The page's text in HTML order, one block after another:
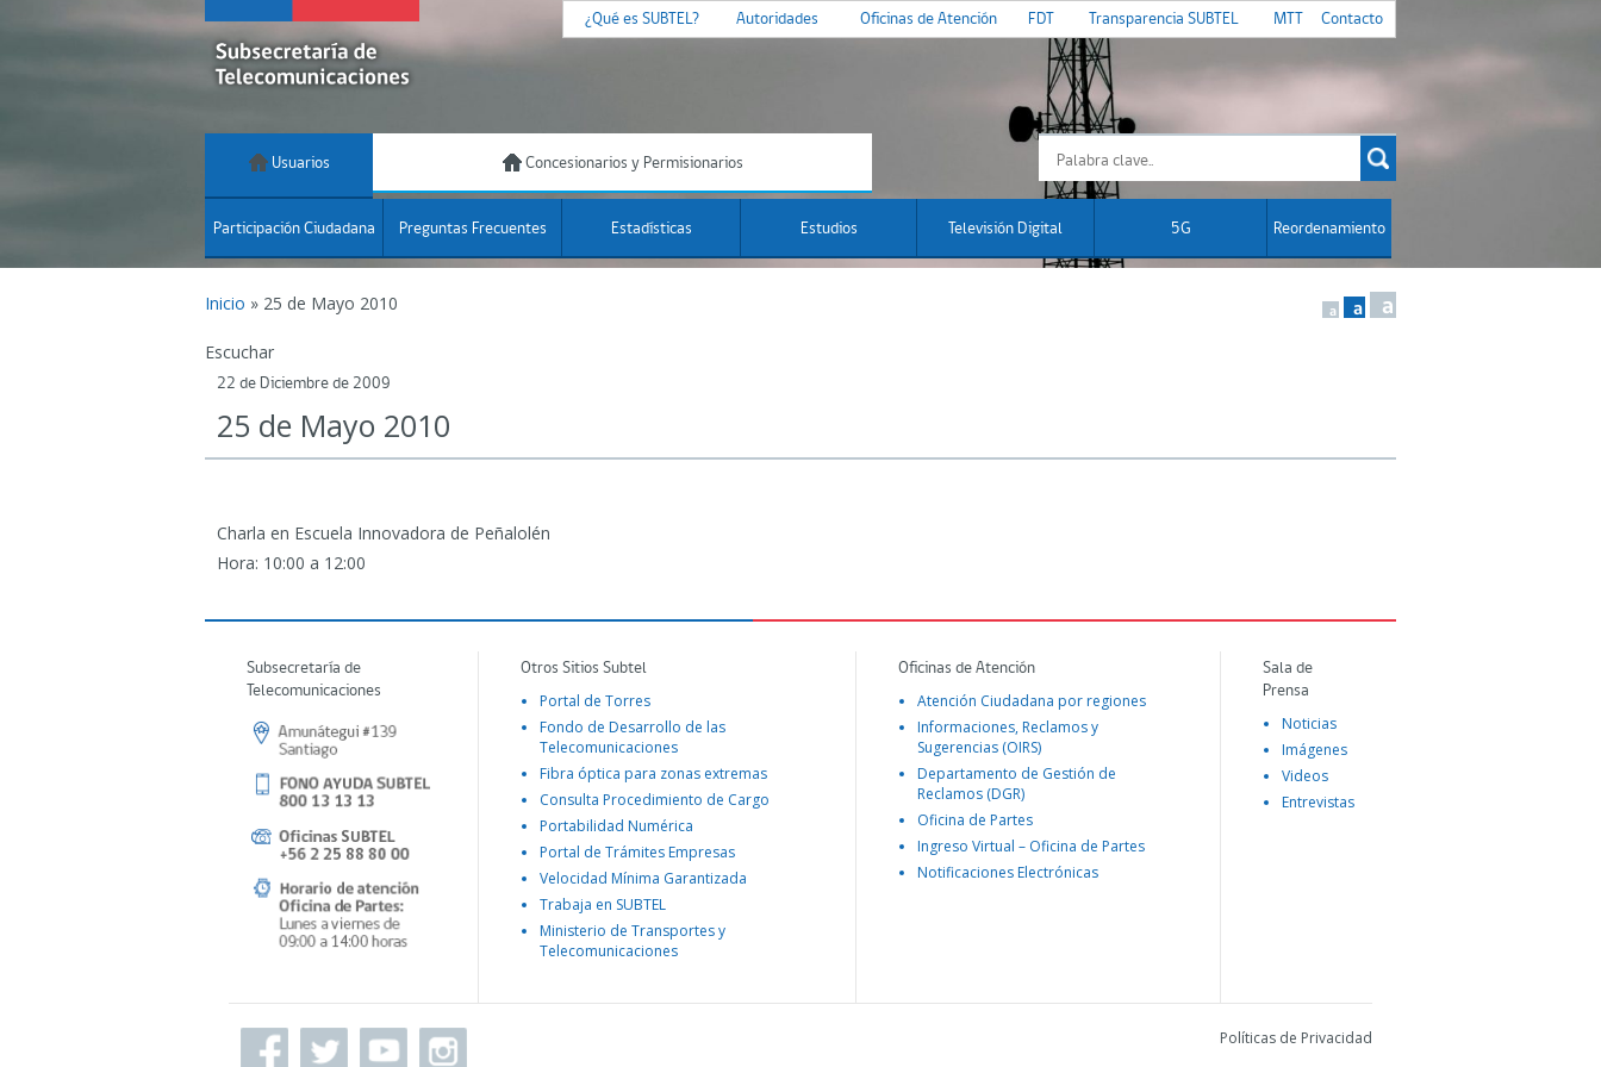
¿Qué es SUBTEL? Autoridades Oficinas de Atención FDT Transparencia SUBTEL MTT Contacto
Usuarios Concesionarios y Permisionarios
Participación Ciudadana Preguntas Frecuentes Estadísticas Estudios Televisión Digital 5G Reordenamiento
Inicio » 25 de Mayo 2010 a a a
Escuchar
22 de Diciembre de 2009
25 de Mayo 2010
Charla en Escuela Innovadora de Peñalolén
Hora: 10:00 a 12:00
Subsecretaría de
Telecomunicaciones
Otros Sitios Subtel
Portal de Torres
Fondo de Desarrollo de las
Telecomunicaciones
Fibra óptica para zonas extremas
Consulta Procedimiento de Cargo
Portabilidad Numérica
Portal de Trámites Empresas
Velocidad Mínima Garantizada
Trabaja en SUBTEL
Ministerio de Transportes y
Telecomunicaciones
Oficinas de Atención
Atención Ciudadana por regiones
Informaciones, Reclamos y
Sugerencias (OIRS)
Departamento de Gestión de
Reclamos (DGR)
Oficina de Partes
Ingreso Virtual – Oficina de Partes
Notificaciones Electrónicas
Sala de
Prensa
Noticias
Imágenes
Videos
Entrevistas
Políticas de Privacidad